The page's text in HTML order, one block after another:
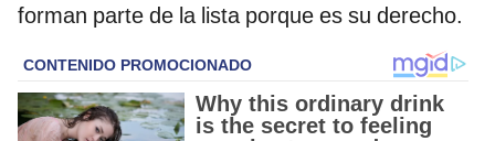
forman parte de la lista porque es su derecho.